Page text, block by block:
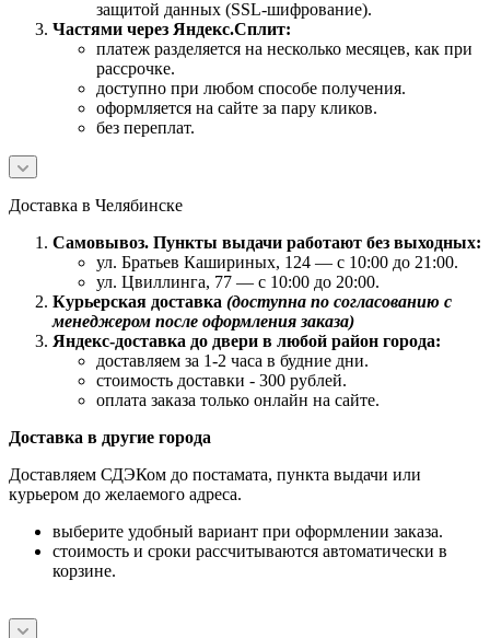
защитой данных (SSL-шифрование).
Частями через Яндекс.Сплит:
платеж разделяется на несколько месяцев, как при
рассрочке.
доступно при любом способе получения.
оформляется на сайте за пару кликов.
без переплат.
Доставка в Челябинске
Самовывоз. Пункты выдачи работают без выходных:
ул. Братьев Кашириных, 124 — с 10:00 до 21:00.
ул. Цвиллинга, 77 — с 10:00 до 20:00.
Курьерская доставка (доступна по согласованию с
менеджером после оформления заказа)
Яндекс-доставка до двери в любой район города:
доставляем за 1-2 часа в будние дни.
стоимость доставки - 300 рублей.
оплата заказа только онлайн на сайте.
Доставка в другие города
Доставляем СДЭКом до постамата, пункта выдачи или
курьером до желаемого адреса.
выберите удобный вариант при оформлении заказа.
стоимость и сроки рассчитываются автоматически в
корзине.